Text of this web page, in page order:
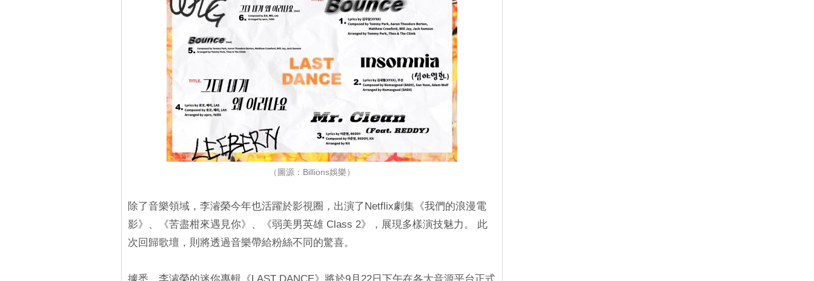
（圖源：Billions娛樂）
除了音樂領域，李濬榮今年也活躍於影視圈，出演了Netflix劇集《我們的浪漫電
影》、《苦盡柑來遇見你》、《弱美男英雄 Class 2》，展現多樣演技魅力。 此
次回歸歌壇，則將透過音樂帶給粉絲不同的驚喜。